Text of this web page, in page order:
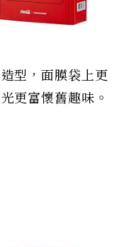
型，面膜袋上更
更富懷舊趣味。